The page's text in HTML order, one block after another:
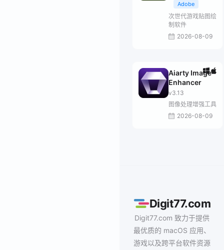
Adobe
次世代游戏贴图绘
制软件
2026-08-09
Aiarty Image
Enhancer
v3.13
图像处理增强工具
2026-08-09
Digit77.com
Digit77.com 致力于提供
最优质的 macOS 应用、
游戏以及跨平台软件资源